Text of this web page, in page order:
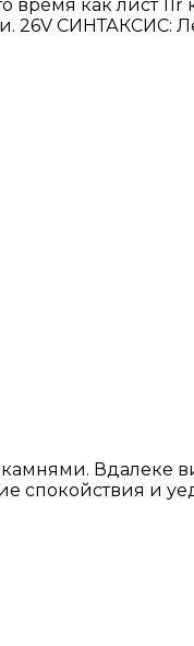
как лист
26V СИНТАКСИС:
Вдалеке
спокойствия и